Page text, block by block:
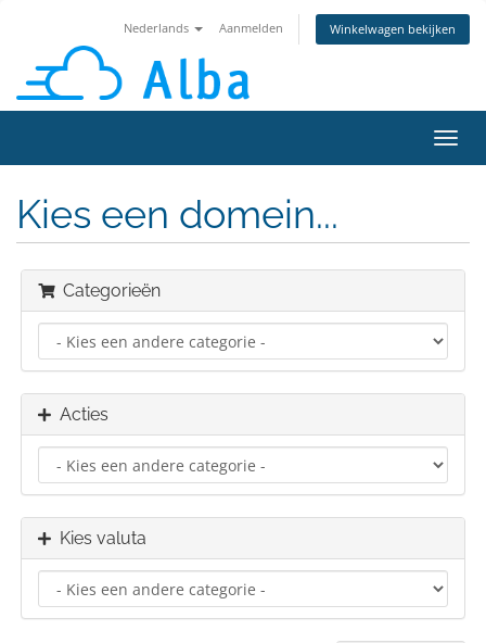
Nederlands Aanmelden Winkelwagen bekijken
in-/
Kies een domein...
Categorieën
Acties
Kies valuta